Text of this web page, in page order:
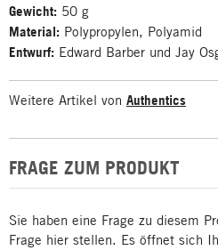
Gewicht: 50 g
Material: Polypropylen, Polyamid
Entwurf: Edward Barber und Jay
Weitere Artikel von Authentics
FRAGE ZUM PRODUKT
Sie haben eine Frage zu diesem
Frage hier stellen. Es öffnet sich